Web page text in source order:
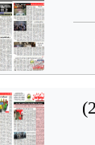
تێکۆشان ژمارە (294)